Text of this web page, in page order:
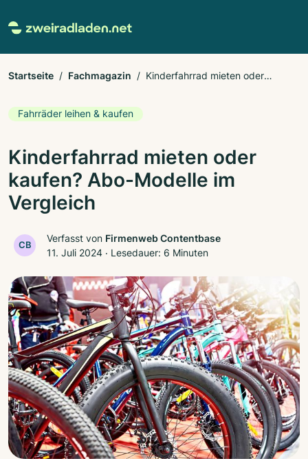
Startseite Fachmagazin
Kinderfahrrad mieten oder
Fahrräder leihen & kaufen
Kinderfahrrad mieten oder
kaufen? Abo-Modelle im
Vergleich
CB
Verfasst von Firmenweb Contentbase
11. Juli 2024 ‧ Lesedauer: 6 Minuten